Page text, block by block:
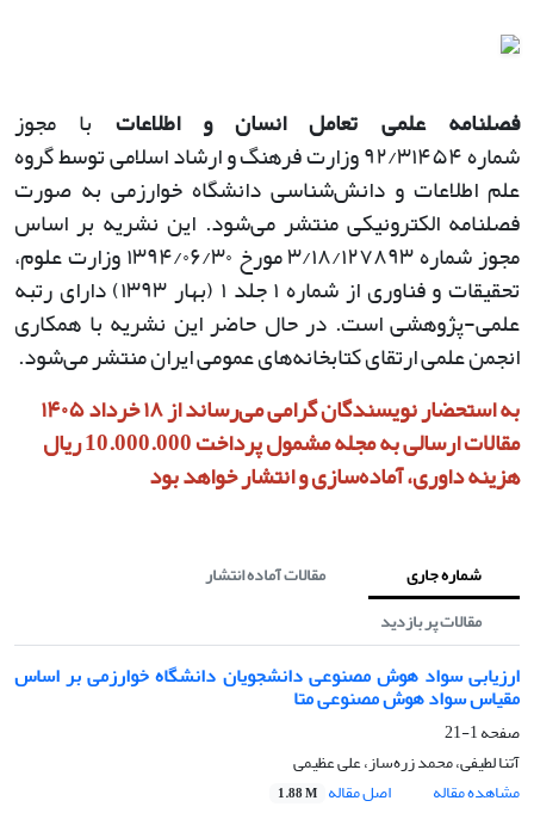
فصلنامه علمی تعامل انسان و اطلاعات با مجوز
شماره۹۲/۳۱۴۵۴وزارت فرهنگ و ارشاد اسلامی توسط گروه
علم اطلاعات و دانش‌شناسی دانشگاه خوارزمی به صورت
فصلنامه الکترونیکی منتشر می‌شود. این نشریه بر اساس
مجوز شماره۳/۱۸/۱۲۷۸۹۳مورخ۱۳۹۴/۰۶/۳۰وزارت علوم،
تحقیقات و فناوری از شماره۱جلد ۱ ( بهار۱۳۹۳) دارای رتبه
علمی-پژوهشی است. در حال حاضر این نشریه با همکاری
انجمن علمی ارتقای کتابخانه‌های عمومی ایران منتشر می‌شود.
به استحضار نویسندگان گرامی می‌رساند از ۱۸ خرداد ۱۴۰۵
مقالات ارسالی به مجله مشمول پرداخت 10.000.000 ریال
هزینه داوری، آماده‌سازی و انتشار خواهد بود
شماره جاری
مقالات آماده انتشار
مقالات پر بازدید
ارزیابی سواد هوش مصنوعی دانشجویان دانشگاه خوارزمی بر اساس
مقیاس سواد هوش مصنوعی متا
صفحه1-21
آتنا لطیفی، محمد زره‌ساز، علی عظیمی
مشاهده مقاله
اصل مقاله 1.88 M